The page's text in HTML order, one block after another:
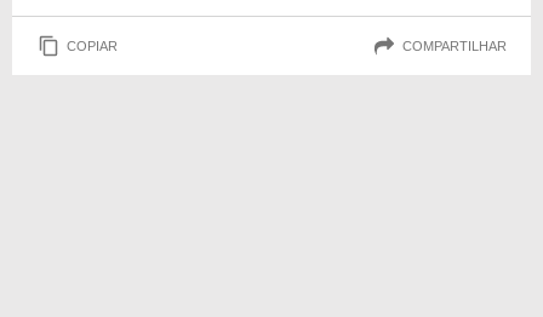
COPIAR COMPARTILHAR